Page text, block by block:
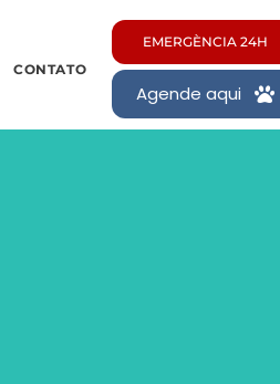
CONTATO
EMERGÈNCIA 24H
Agende aqui